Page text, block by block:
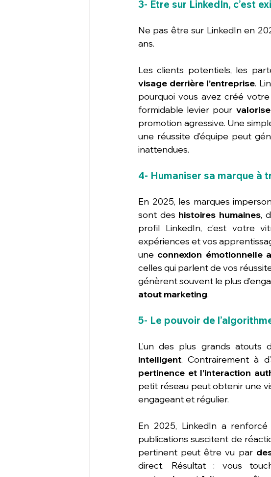
3- Être sur LinkedIn, c’est
Ne pas être sur LinkedIn en
ans.
Les clients potentiels, les
visage derrière l’entreprise.
pourquoi vous avez créé
formidable levier pour
promotion agressive. Une
une réussite d’équipe peut
inattendues.
4- Humaniser sa marque à
En 2025, les marques
sont des histoires humaines,
profil LinkedIn, c’est votre
expériences et vos
une connexion émotionnelle
celles qui parlent de vos
génèrent souvent le plus
atout marketing.
5- Le pouvoir de
L’un des plus grands atouts
intelligent. Contrairement à
pertinence et l’interaction
petit réseau peut obtenir une
engageant et régulier.
En 2025, LinkedIn a
publications suscitent de
pertinent peut être vu par
direct. Résultat : vous